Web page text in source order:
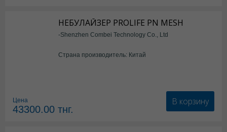
НЕБУЛАЙЗЕР PROLIFE PN MESH
-Shenzhen Combei Technology Co., Ltd
Страна производитель: Китай
Цена
43300.00 тнг.
В корзину